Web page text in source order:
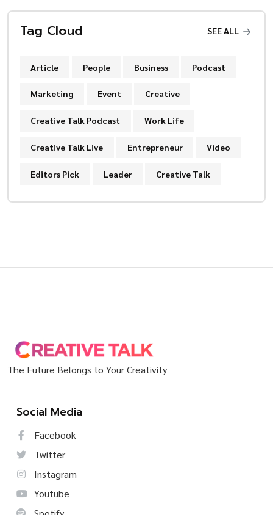
Tag Cloud SEE ALL
Article People Business Podcast
Marketing Event Creative
Creative Talk Podcast Work Life
Creative Talk Live Entrepreneur Video
Editors Pick Leader Creative Talk
The Future Belongs to Your Creativity
Social Media
Facebook
Twitter
Instagram
Youtube